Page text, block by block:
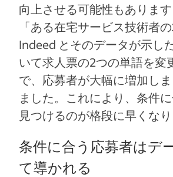
向上させる可能性もありま
「ある在宅サービス技術者の
Indeed とそのデータが示し
いて求人票の2つの単語を変
で、応募者が大幅に増加し
ました。これにより、条件
見つけるのが格段に早くなり
条件に合う応募者はデ
て導かれる